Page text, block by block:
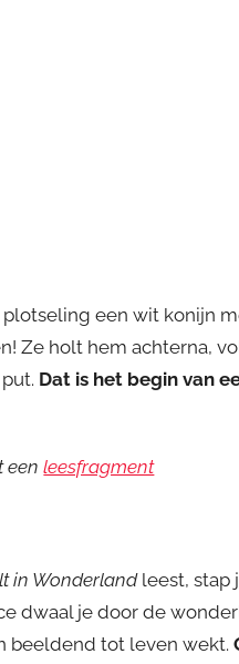
een wit konijn
Ze holt hem achterna,
Dat is het begin van
eenleesfragment
in Wonderlandleest, stap
dwaal je door de
beeldend tot leven wekt.